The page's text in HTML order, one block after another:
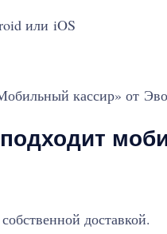
или iOS
кассир» от
доставкой.